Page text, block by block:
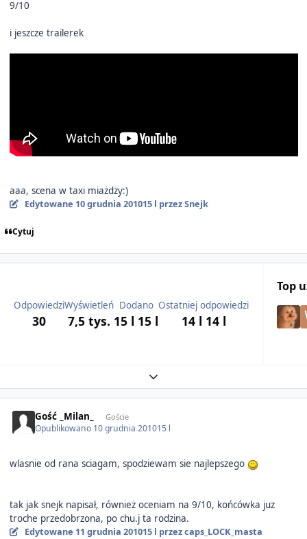
9/10
i jeszcze trailerek
aaa, scena w taxi miażdży:)
Edytowane 10 grudnia 201015 l przez Snejk
Cytuj
Odpowiedzi
30
Wyświetleń
7,5 tys.
Dodano
15 l 15 l
Ostatniej odpowiedzi
14 l 14 l
Top
Expand topic overview
Gość _Milan_ Goście
Opublikowano 10 grudnia 201015 l
wlasnie od rana sciagam, spodziewam sie najlepszego
tak jak snejk napisał, również oceniam na 9/10, końcówka juz
troche przedobrzona, po chu.j ta rodzina.
Edytowane 11 grudnia 201015 l przez caps_LOCK_masta